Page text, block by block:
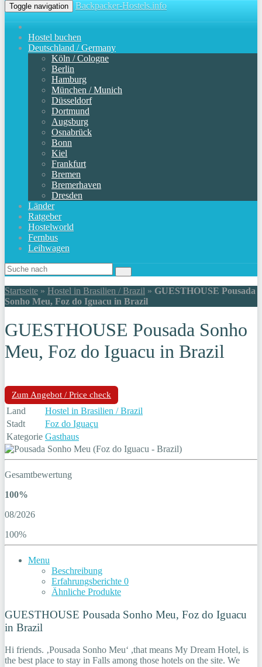
Toggle navigation Backpacker-Hostels.info
Hostel buchen
Deutschland / Germany
Köln / Cologne
Berlin
Hamburg
München / Munich
Düsseldorf
Dortmund
Augsburg
Osnabrück
Bonn
Kiel
Frankfurt
Bremen
Bremerhaven
Dresden
Länder
Ratgeber
Hostelworld
Fernbus
Leihwagen
Startseite » Hostel in Brasilien / Brazil » GUESTHOUSE Pousada
Sonho Meu, Foz do Iguacu in Brazil
GUESTHOUSE Pousada Sonho
Meu, Foz do Iguacu in Brazil
Zum Angebot / Price check
Land
Hostel in Brasilien / Brazil
Stadt
Foz do Iguaçu
Kategorie Gasthaus
Gesamtbewertung
100%
08/2026
100%
Menu
Beschreibung
Erfahrungsberichte 0
Ähnliche Produkte
GUESTHOUSE Pousada Sonho Meu, Foz do Iguacu
in Brazil
Hi friends. ‚Pousada Sonho Meu‘ ,that means My Dream Hotel, is
the best place to stay in Falls among those hotels on the site. We